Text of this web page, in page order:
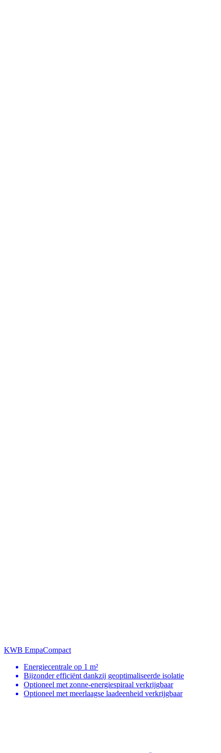
KWB EmpaCompact
Energiecentrale op 1 m²
Bijzonder efficiënt dankzij geoptimaliseerde isolatie
Optioneel met zonne-energiespiraal verkrijgbaar
Optioneel met meerlaagse laadeenheid verkrijgbaar